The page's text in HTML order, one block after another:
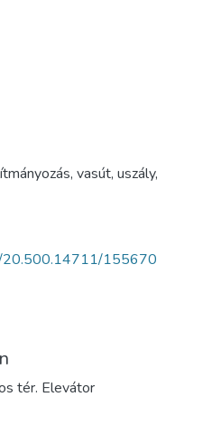
, vasút, uszály,
20.500.14711/155670
tér. Elevátor